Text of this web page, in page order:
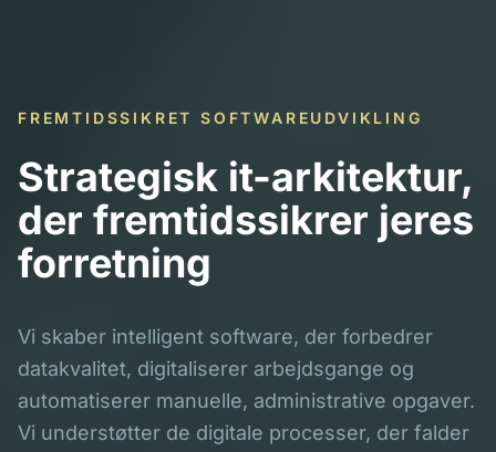
FREMTIDSSIKRET SOFTWAREUDVIKLING
Strategisk it-arkitektur,
der fremtidssikrer jeres
forretning
Vi skaber intelligent software, der forbedrer
datakvalitet, digitaliserer arbejdsgange og
automatiserer manuelle, administrative opgaver.
Vi understøtter de digitale processer, der falder